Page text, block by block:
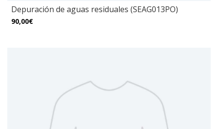
Depuración de aguas residuales (SEAG013PO)
90,00€